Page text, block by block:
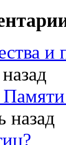
и
назад